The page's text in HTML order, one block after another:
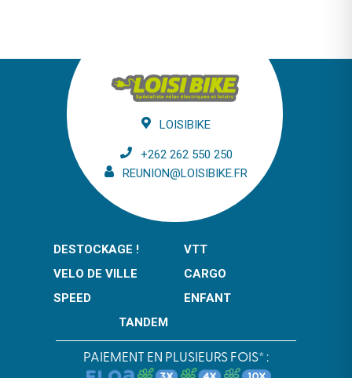
LOISIBIKE
+262 262 550 250
REUNION@LOISIBIKE.FR
DESTOCKAGE !
VTT
VELO DE VILLE
CARGO
SPEED
ENFANT
TANDEM
PAIEMENT EN PLUSIEURS FOIS* :